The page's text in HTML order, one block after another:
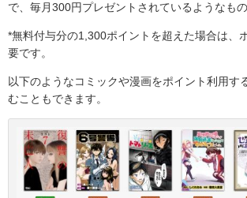
で、毎月300円プレゼントされているようなもの
*無料付与分の1,300ポイントを超えた場合は、
要です。
以下のようなコミックや漫画をポイント利用す
むこともできます。